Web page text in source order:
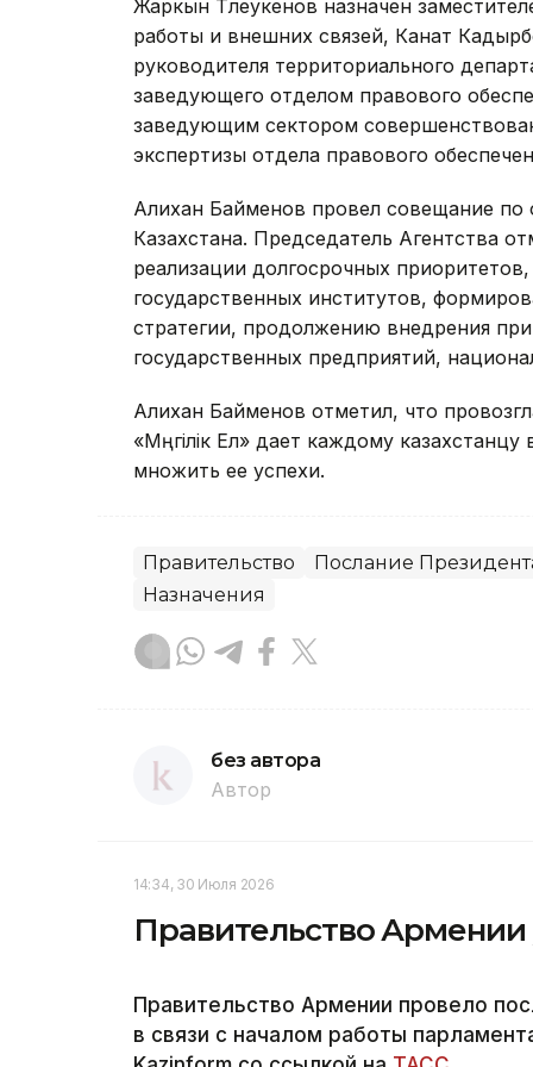
Жаркын Тлеукенов назначен
работы и внешних связей, Канат
руководителя территориального
заведующего отделом правового
заведующим сектором
экспертизы отдела правового
Алихан Байменов провел совещание
Казахстана. Председатель Агентства
реализации долгосрочных
государственных институтов,
стратегии, продолжению внедрения
государственных предприятий,
Алихан Байменов отметил, что
«Мәңгілік Ел» дает каждому
множить ее успехи.
Правительство
Послание
Назначения
без автора
Автор
14:34, 30 Июля 2026
Правительство Армении
Правительство Армении провело
в связи с началом работы